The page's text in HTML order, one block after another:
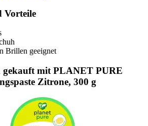
Vorteile
Brillen geeignet
gekauft mit PLANET PURE
Zitrone, 300 g